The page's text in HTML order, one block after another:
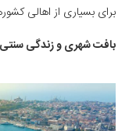
برای بسیاری از اهالی
بافت شهری و زندگی سنتی